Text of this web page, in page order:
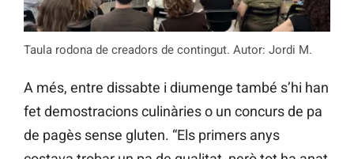
Taula rodona de creadors de contingut. Autor: Jordi M.
A més, entre dissabte i diumenge també s’hi han
fet demostracions culinàries o un concurs de pa
de pagès sense gluten. “Els primers anys